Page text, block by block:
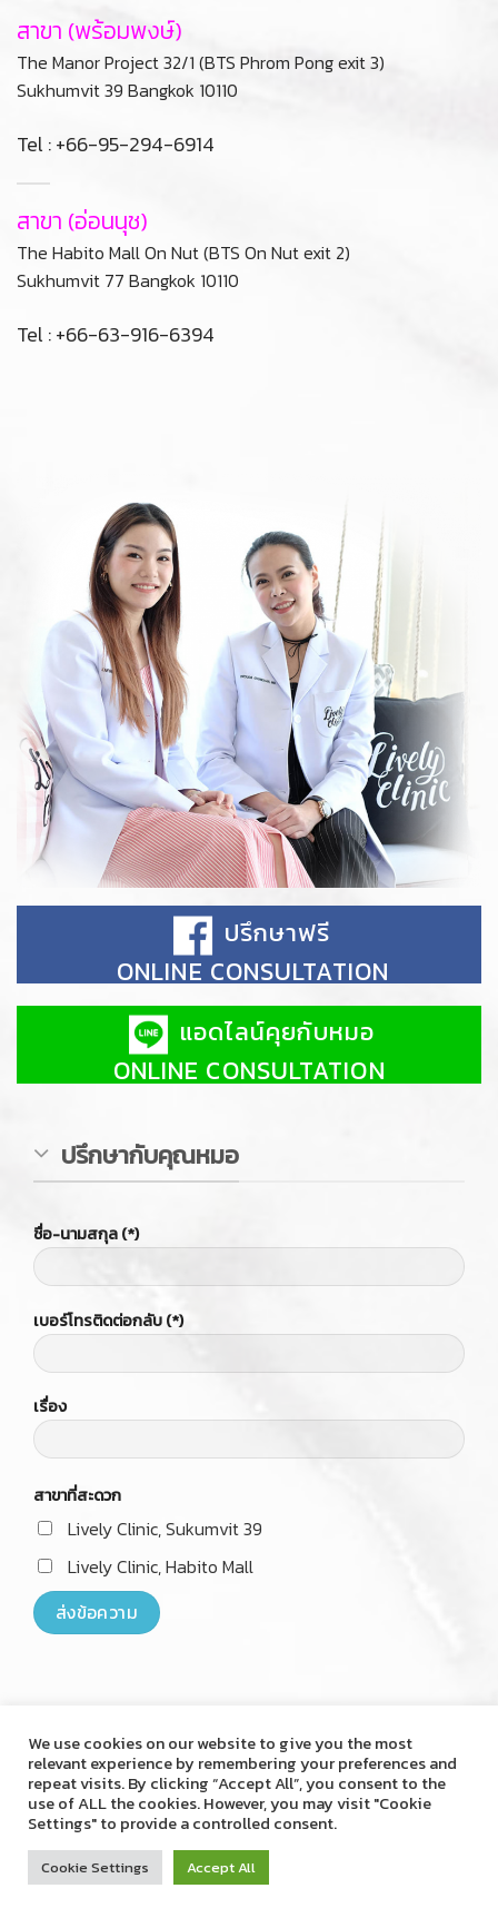
สาขา (พร้อมพงษ์)
The Manor Project 32/1 (BTS Phrom Pong exit 3)
Sukhumvit 39 Bangkok 10110
Tel : +66-95-294-6914
สาขา (อ่อนนุช)
The Habito Mall On Nut (BTS On Nut exit 2)
Sukhumvit 77 Bangkok 10110
Tel : +66-63-916-6394
ปรึกษาฟรี
ONLINE CONSULTATION
แอดไลน์คุยกับหมอ
ONLINE CONSULTATION
ปรึกษากับคุณหมอ
ชื่อ-นามสกุล (*)
เบอร์โทรติดต่อกลับ (*)
เรื่อง
สาขาที่สะดวก
Lively Clinic, Sukumvit 39
Lively Clinic, Habito Mall
Copyright 2026 © Livelyclinic
We use cookies on our website to give you the most
relevant experience by remembering your preferences and
repeat visits. By clicking “Accept All”, you consent to the
use of ALL the cookies. However, you may visit "Cookie
Settings" to provide a controlled consent.
Cookie Settings Accept All